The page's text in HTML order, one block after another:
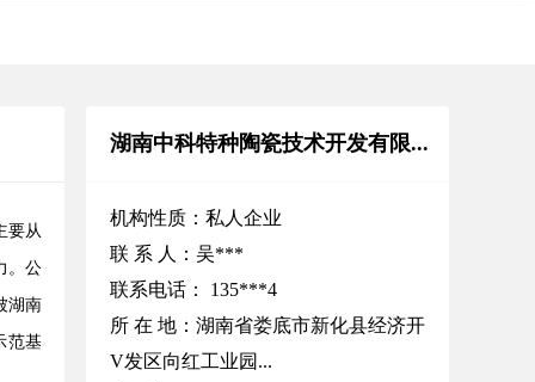
要从
。公
湖南
范基
湖南中科特种陶瓷技术开发有限...
机构性质：私人企业
联 系 人：吴***
联系电话：
135***4
所 在 地：湖南省娄底市新化县经济开
V发区向红工业园...